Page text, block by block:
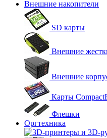
Внешние накопители
SD карты
Внешние
Внешние
Карты
Флешки
Оргтехника